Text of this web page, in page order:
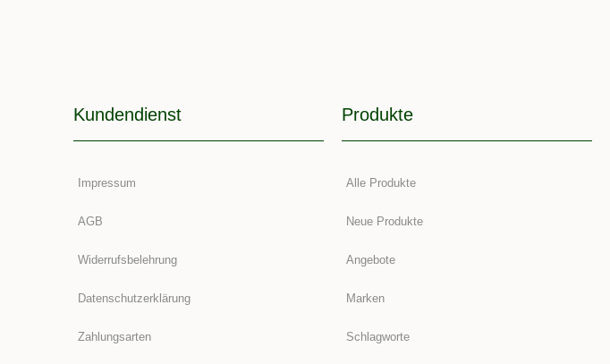
Kundendienst
Impressum
AGB
Widerrufsbelehrung
Datenschutzerklärung
Zahlungsarten
Produkte
Alle Produkte
Neue Produkte
Angebote
Marken
Schlagworte